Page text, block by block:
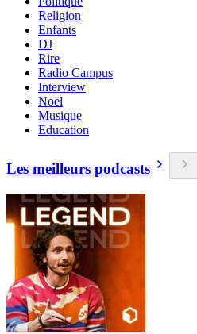
Religion
Enfants
DJ
Rire
Radio Campus
Interview
Noël
Musique
Education
Les meilleurs podcasts